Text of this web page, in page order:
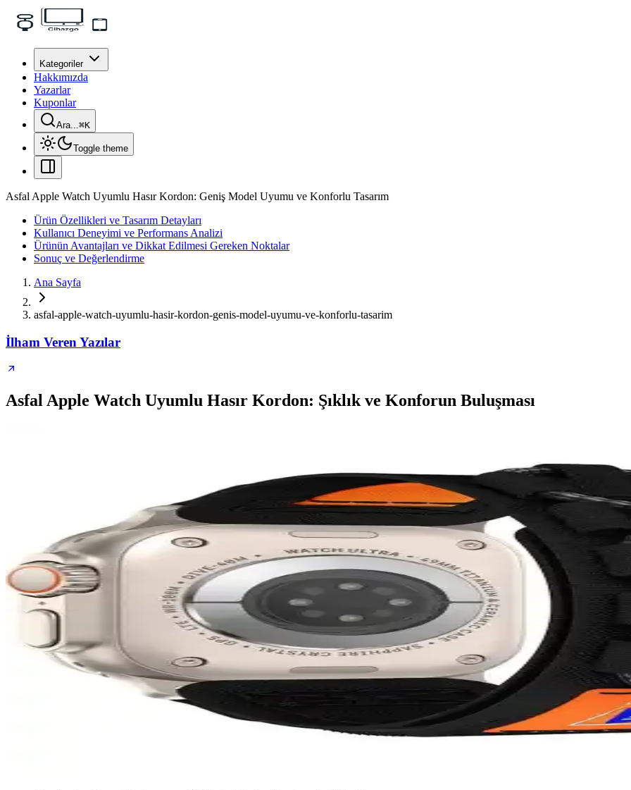
Kategoriler
Hakkımızda
Yazarlar
Kuponlar
Ara...⌘K
Toggle theme
Asfal Apple Watch Uyumlu Hasır Kordon: Geniş Model Uyumu ve Konforlu Tasarım
Ürün Özellikleri ve Tasarım Detayları
Kullanıcı Deneyimi ve Performans Analizi
Ürünün Avantajları ve Dikkat Edilmesi Gereken Noktalar
Sonuç ve Değerlendirme
Ana Sayfa
asfal-apple-watch-uyumlu-hasir-kordon-genis-model-uyumu-ve-konforlu-tasarim
İlham Veren Yazılar
Asfal Apple Watch Uyumlu Hasır Kordon: Şıklık ve Konforun Buluşması